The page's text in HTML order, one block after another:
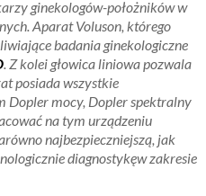
ginekologów-położników w
Aparat Voluson, którego
badania ginekologiczne
. Z kolei głowica liniowa pozwala
posiada wszystkie
Dopler mocy, Dopler spektralny
na tym urządzeniu
najbezpieczniejszą, jak
diagnostykęw zakresie